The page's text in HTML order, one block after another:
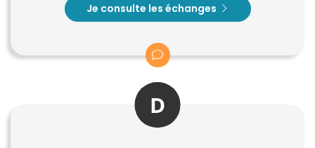
Je consulte les échanges
D